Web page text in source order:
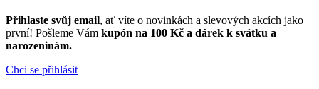
Přihlaste svůj email, ať víte o novinkách a slevových akcích jako
první! Pošleme Vám kupón na 100 Kč a dárek k svátku a
narozeninám.
Chci se přihlásit